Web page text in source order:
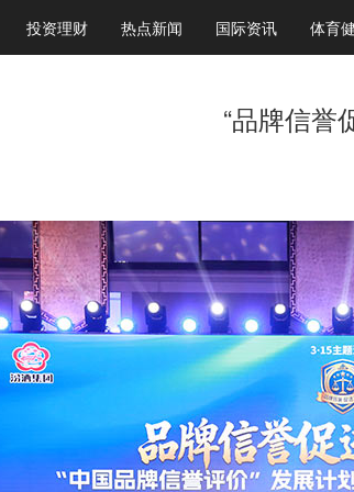
投资理财 热点新闻 国际资讯 体育
“品牌信誉